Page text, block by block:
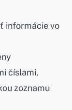
informácie vo
číslami,
zoznamu